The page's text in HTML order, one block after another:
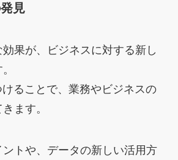
見
果が、ビジネスに対する新し
ることで、業務やビジネスの
ます。
トや、データの新しい活用方